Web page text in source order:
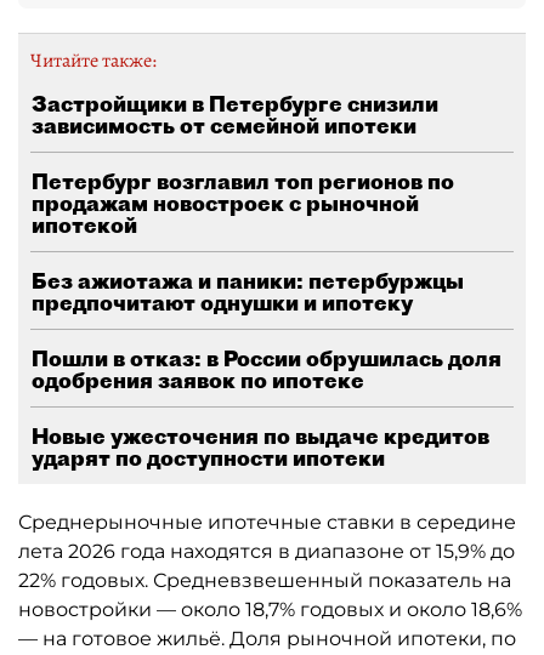
Читайте также:
Застройщики в Петербурге снизили
зависимость от семейной ипотеки
Петербург возглавил топ регионов по
продажам новостроек с рыночной
ипотекой
Без ажиотажа и паники: петербуржцы
предпочитают однушки и ипотеку
Пошли в отказ: в России обрушилась доля
одобрения заявок по ипотеке
Новые ужесточения по выдаче кредитов
ударят по доступности ипотеки
Среднерыночные ипотечные ставки в середине
лета 2026 года находятся в диапазоне от 15,9% до
22% годовых. Средневзвешенный показатель на
новостройки — около 18,7% годовых и около 18,6%
— на готовое жильё. Доля рыночной ипотеки, по